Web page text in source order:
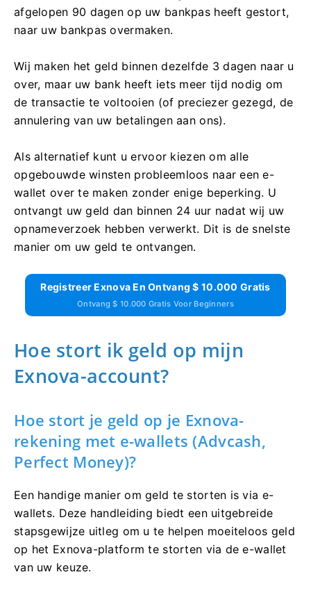
afgelopen 90 dagen op uw bankpas heeft gestort,
naar uw bankpas overmaken.
Wij maken het geld binnen dezelfde 3 dagen naar u
over, maar uw bank heeft iets meer tijd nodig om
de transactie te voltooien (of preciezer gezegd, de
annulering van uw betalingen aan ons).
Als alternatief kunt u ervoor kiezen om alle
opgebouwde winsten probleemloos naar een e-
wallet over te maken zonder enige beperking. U
ontvangt uw geld dan binnen 24 uur nadat wij uw
opnameverzoek hebben verwerkt. Dit is de snelste
manier om uw geld te ontvangen.
Registreer Exnova En Ontvang $ 10.000 Gratis
Ontvang $ 10.000 Gratis Voor Beginners
Hoe stort ik geld op mijn
Exnova-account?
Hoe stort je geld op je Exnova-
rekening met e-wallets (Advcash,
Perfect Money)?
Een handige manier om geld te storten is via e-
wallets. Deze handleiding biedt een uitgebreide
stapsgewijze uitleg om u te helpen moeiteloos geld
op het Exnova-platform te storten via de e-wallet
van uw keuze.